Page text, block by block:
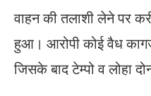
वाहन की तलाशी लेने पर
हुआ। आरोपी कोई वैध
जिसके बाद टेम्पो व लोहा